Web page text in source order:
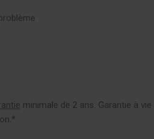
minimale de 2 ans. Garantie à vie